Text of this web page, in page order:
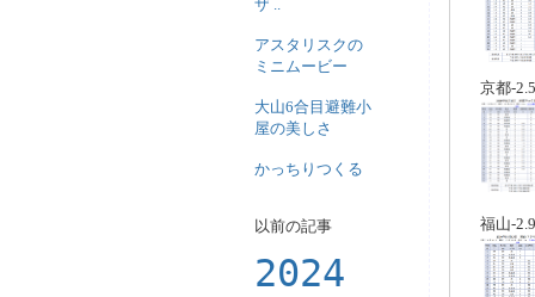
ザ ..
アスタリスクの
ミニムービー
大山6合目避難小
屋の美しさ
かっちりつくる
以前の記事
2024
京都-
福山-